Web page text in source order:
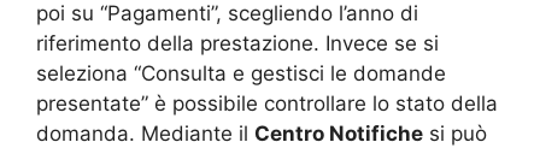
poi su “Pagamenti”, scegliendo l’anno di
riferimento della prestazione. Invece se si
seleziona “Consulta e gestisci le domande
presentate” è possibile controllare lo stato della
domanda. Mediante il Centro Notifiche si può